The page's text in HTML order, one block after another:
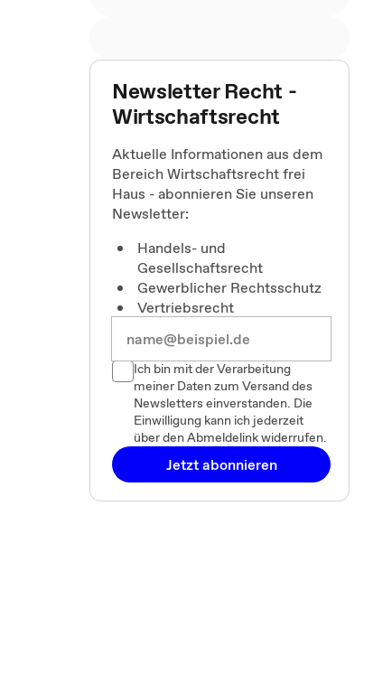
Newsletter Recht -
Wirtschaftsrecht
Aktuelle Informationen aus dem
Bereich Wirtschaftsrecht frei
Haus - abonnieren Sie unseren
Newsletter:
Handels- und
Gesellschaftsrecht
Gewerblicher Rechtsschutz
Vertriebsrecht
Ich bin mit der Verarbeitung
meiner Daten zum Versand des
Newsletters einverstanden. Die
Einwilligung kann ich jederzeit
über den Abmeldelink widerrufen.
Jetzt abonnieren